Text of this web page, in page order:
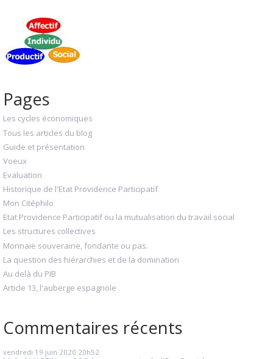
Pages
Les cycles économiques
Tous les articles du blog
Guide et présentation
Voeux
Evaluation
Historique de l'Etat Providence Participatif
Mon Citéphilo
Etat Providence Participatif ou la mutualisation du travail social
Les structures collectives
Monnaie souveraine, fondante ou pas.
La question des hiérarchies et de la domination
Au delà du PIB
Article 13, l'auberge espagnole
Commentaires récents
vendredi 19 juin 2020 20h52